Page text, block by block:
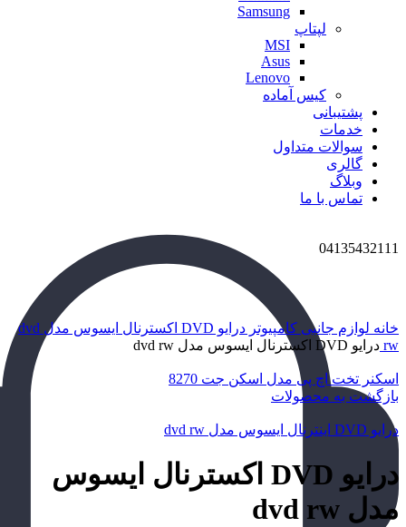
Samsung
لپتاپ
MSI
Asus
Lenovo
کیس آماده
پشتیبانی
خدمات
سوالات متداول
گالری
وبلاگ
تماس با ما
04135432111
برای بزرگنمایی کلیک کنید
خانه لوازم جانبی کامپیوتر
درایو DVD اکسترنال ایسوس مدل dvd
rw درایو DVD اکسترنال ایسوس مدل dvd rw
اسکنر تخت اچ پی مدل اسکن جت 8270
بازگشت به محصولات
درایو DVD اینترنال ایسوس مدل dvd rw
درایو DVD اکسترنال ایسوس
مدل dvd rw